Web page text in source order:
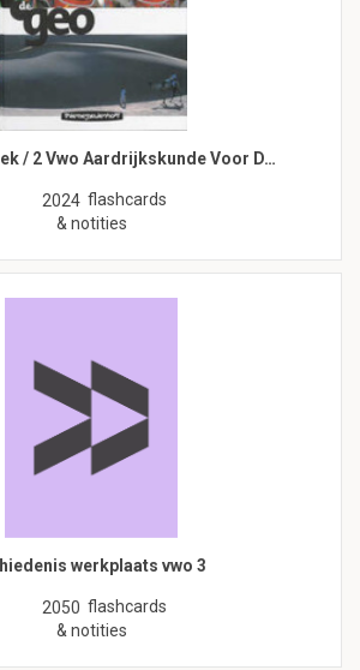
/ 2 Vwo Aardrijkskunde Voor D…
2024 flashcards
& notities
werkplaats vwo 3
2050 flashcards
& notities